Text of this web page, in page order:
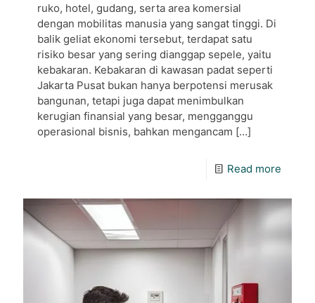
ruko, hotel, gudang, serta area komersial
dengan mobilitas manusia yang sangat tinggi. Di
balik geliat ekonomi tersebut, terdapat satu
risiko besar yang sering dianggap sepele, yaitu
kebakaran. Kebakaran di kawasan padat seperti
Jakarta Pusat bukan hanya berpotensi merusak
bangunan, tetapi juga dapat menimbulkan
kerugian finansial yang besar, mengganggu
operasional bisnis, bahkan mengancam […]
Read more